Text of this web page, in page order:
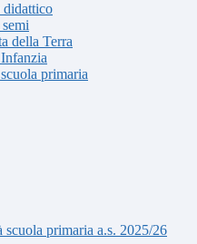
didattico
della Terra
primaria
scuola primaria a.s. 2025/26